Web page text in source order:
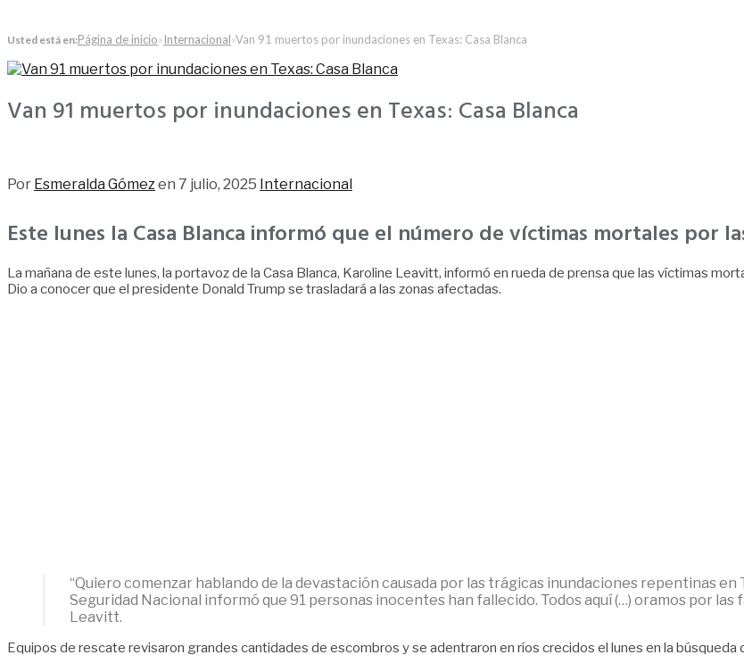
Usted está en:Página de inicio»Internacional»Van 91 muertos por inundaciones en Texas: Casa Blanca
Van 91 muertos por inundaciones en Texas: Casa Blanca
Por Esmeralda Gómezen 7 julio, 2025 Internacional
Este lunes la Casa Blanca informó que el número de víctimas mortales por
La mañana de este lunes, la portavoz de la Casa Blanca, Karoline Leavitt, informó en rueda de prensa que las víctimas
Dio a conocer que el presidente Donald Trump se trasladará a las zonas afectadas.
“Quiero comenzar hablando de la devastación causada por las trágicas inundaciones repentinas
Seguridad Nacional informó que 91 personas inocentes han fallecido. Todos aquí (…) oramos por las
Leavitt.
Equipos de rescate revisaron grandes cantidades de escombros y se adentraron en ríos crecidos el lunes en la